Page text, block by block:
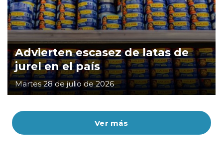
Ver más
Advierten escasez de latas de
jurel en el país
Martes 28 de julio de 2026